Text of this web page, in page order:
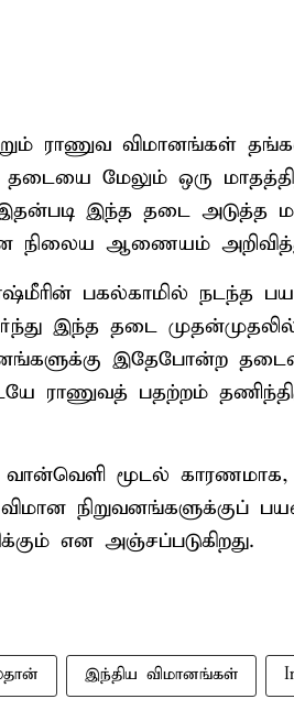
ராணுவ விமானங்கள்
தடையை மேலும் ஒரு
இதன்படி இந்த தடை அடுத்த
நிலைய ஆணையம்
பகல்காமில் நடந்த
இந்த தடை முதன்முதலில்
இதேபோன்ற
ராணுவத் பதற்றம்
மூடல் காரணமாக,
நிறுவனங்களுக்குப்
என அஞ்சப்படுகிறது.
இந்திய விமானங்கள்